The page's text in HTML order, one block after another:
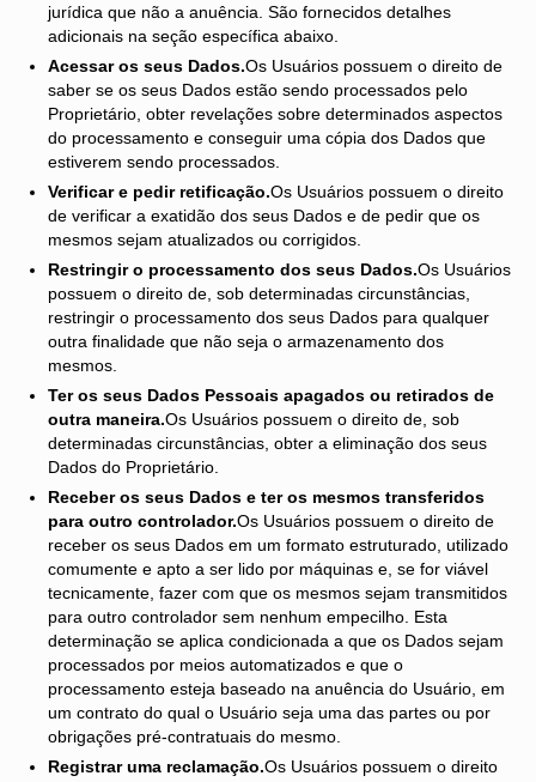
jurídica que não a anuência. São fornecidos detalhes
adicionais na seção específica abaixo.
Acessar os seus Dados.Os Usuários possuem o direito de
saber se os seus Dados estão sendo processados pelo
Proprietário, obter revelações sobre determinados aspectos
do processamento e conseguir uma cópia dos Dados que
estiverem sendo processados.
Verificar e pedir retificação.Os Usuários possuem o direito
de verificar a exatidão dos seus Dados e de pedir que os
mesmos sejam atualizados ou corrigidos.
Restringir o processamento dos seus Dados.Os Usuários
possuem o direito de, sob determinadas circunstâncias,
restringir o processamento dos seus Dados para qualquer
outra finalidade que não seja o armazenamento dos
mesmos.
Ter os seus Dados Pessoais apagados ou retirados de
outra maneira.Os Usuários possuem o direito de, sob
determinadas circunstâncias, obter a eliminação dos seus
Dados do Proprietário.
Receber os seus Dados e ter os mesmos transferidos
para outro controlador.Os Usuários possuem o direito de
receber os seus Dados em um formato estruturado, utilizado
comumente e apto a ser lido por máquinas e, se for viável
tecnicamente, fazer com que os mesmos sejam transmitidos
para outro controlador sem nenhum empecilho. Esta
determinação se aplica condicionada a que os Dados sejam
processados por meios automatizados e que o
processamento esteja baseado na anuência do Usuário, em
um contrato do qual o Usuário seja uma das partes ou por
obrigações pré-contratuais do mesmo.
Registrar uma reclamação.Os Usuários possuem o direito